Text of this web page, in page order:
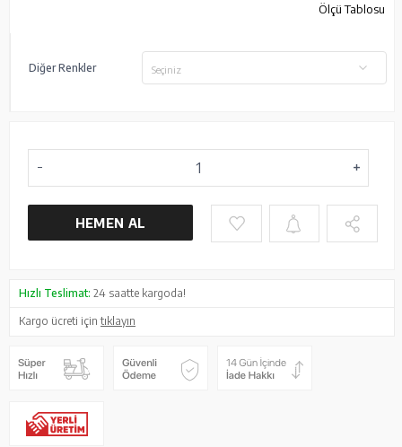
Ölçü Tablosu
Diğer Renkler Seçiniz
HEMEN AL
Hızlı Teslimat: 24 saatte kargoda!
Kargo ücreti içintıklayın